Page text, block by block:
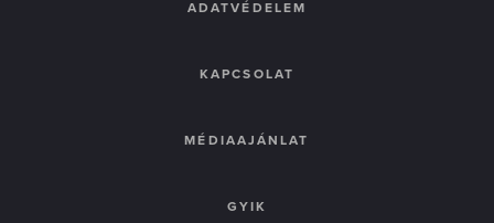
ADATVÉDELEM
KAPCSOLAT
MÉDIAAJÁNLAT
GYIK